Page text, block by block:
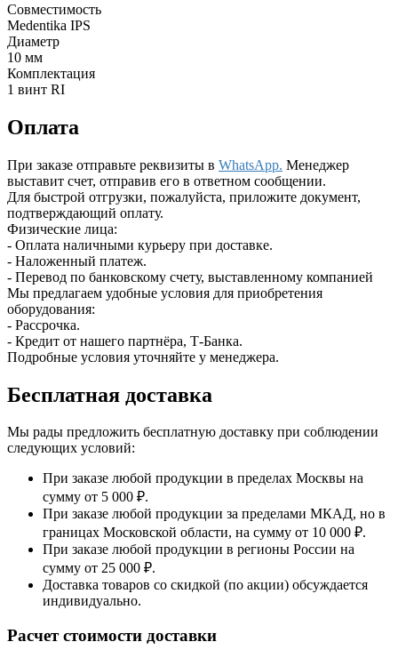
Совместимость
Medentika IPS
Диаметр
10 мм
Комплектация
1 винт RI
Оплата
При заказе отправьте реквизиты в WhatsApp. Менеджер
выставит счет, отправив его в ответном сообщении.
Для быстрой отгрузки, пожалуйста, приложите документ,
подтверждающий оплату.
Физические лица:
- Оплата наличными курьеру при доставке.
- Наложенный платеж.
- Перевод по банковскому счету, выставленному компанией
Мы предлагаем удобные условия для приобретения
оборудования:
- Рассрочка.
- Кредит от нашего партнёра, Т-Банка.
Подробные условия уточняйте у менеджера.
Бесплатная доставка
Мы рады предложить бесплатную доставку при соблюдении
следующих условий:
При заказе любой продукции в пределах Москвы на
сумму от 5 000 ₽.
При заказе любой продукции за пределами МКАД, но в
границах Московской области, на сумму от 10 000 ₽.
При заказе любой продукции в регионы России на
сумму от 25 000 ₽.
Доставка товаров со скидкой (по акции) обсуждается
индивидуально.
Расчет стоимости доставки